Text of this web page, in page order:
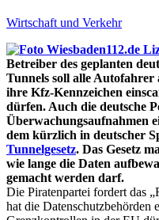
Wirtschaft und Verkehr
Betreiber des geplanten
Tunnels soll alle Autofahrer
ihre Kfz-Kennzeichen
dürfen. Auch die deutsche
Überwachungsaufnahmen
dem kürzlich in deutscher
Tunnelgesetz. Das Gesetz
wie lange die Daten
gemacht werden darf.
Die Piratenpartei fordert das
hat die Datenschutzbehörden